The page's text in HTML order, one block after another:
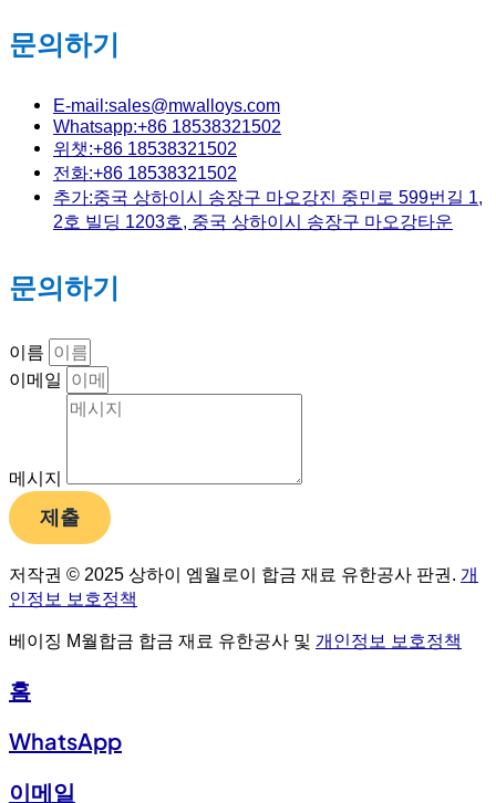
문의하기
E-mail:sales@mwalloys.com
Whatsapp:+86 18538321502
위챗:+86 18538321502
전화:+86 18538321502
추가:중국 상하이시 송장구 마오강진 중민로 599번길 1,
2호 빌딩 1203호, 중국 상하이시 송장구 마오강타운
문의하기
이름
이메일
메시지
제출
저작권 © 2025 상하이 엠월로이 합금 재료 유한공사 판권. 개
인정보 보호정책
베이징 M월합금 합금 재료 유한공사 및 개인정보 보호정책
홈
WhatsApp
이메일